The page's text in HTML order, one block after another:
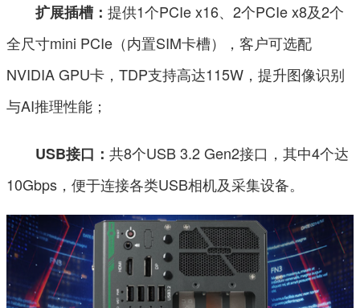
扩展插槽：提供1个PCIe x16、2个PCIe x8及2个
全尺寸mini PCIe（内置SIM卡槽），客户可选配
NVIDIA GPU卡，TDP支持高达115W，提升图像识别
与AI推理性能；
USB接口：共8个USB 3.2 Gen2接口，其中4个达
10Gbps，便于连接各类USB相机及采集设备。